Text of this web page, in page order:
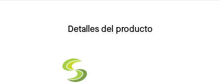
Detalles del producto